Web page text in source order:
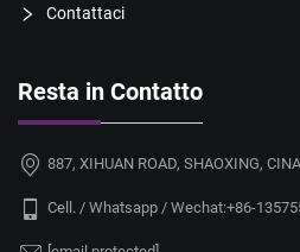
Contattaci
Resta in Contatto
887, XIHUAN ROAD, SHAOXING,
Cell. / Whatsapp / Wechat:+86-